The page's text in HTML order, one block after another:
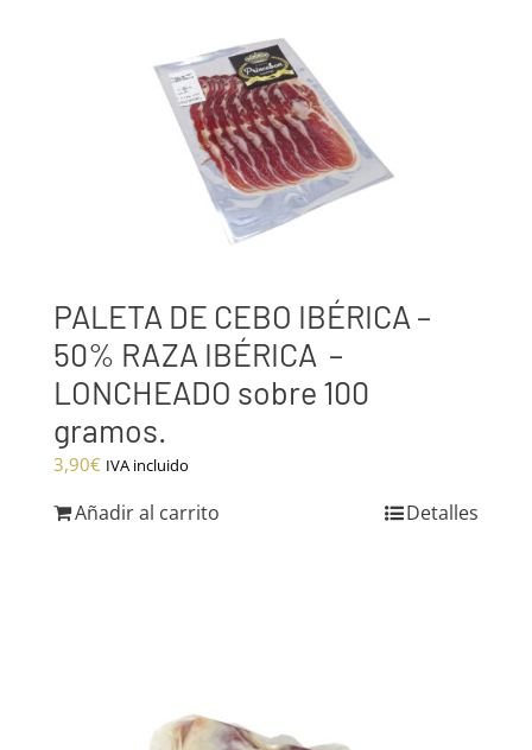
PALETA DE CEBO IBÉRICA –
50% RAZA IBÉRICA –
LONCHEADO sobre 100
gramos.
3,90€ IVA incluido
Añadir al carrito Detalles